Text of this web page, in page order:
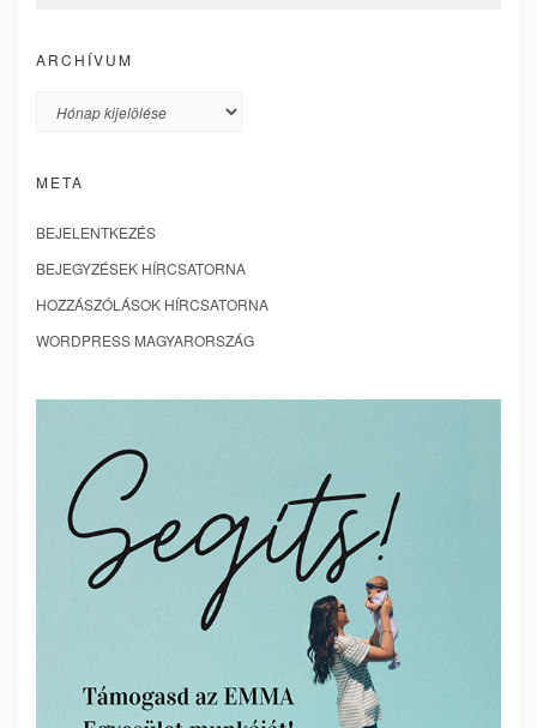
ARCHÍVUM
Archívum
META
BEJELENTKEZÉS
BEJEGYZÉSEK HÍRCSATORNA
HOZZÁSZÓLÁSOK HÍRCSATORNA
WORDPRESS MAGYARORSZÁG